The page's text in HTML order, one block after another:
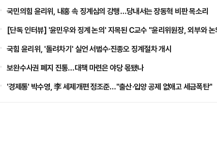
국민의힘 윤리위, 내홍 속 징계심의 강행…당내서는 장동혁 비판 목소리
[단독 인터뷰] '윤민우와 징계 논의' 지목된 C교수 "윤리위원장, 외부와
국힘 윤리위, '돌려차기' 실언 서범수·진종오 징계절차 개시
보완수사권 폐지 진통…대책 마련은 야당 몫됐나
'경제통' 박수영, 李 세제개편 정조준…"출산·입양 공제 없애고 세금폭탄"